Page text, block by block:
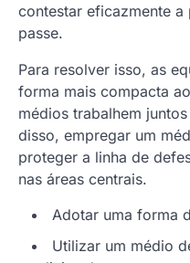
contestar eficazmente
passe.
Para resolver isso, as
forma mais compacta
médios trabalhem
disso, empregar um
proteger a linha de
nas áreas centrais.
Adotar uma forma
Utilizar um médio